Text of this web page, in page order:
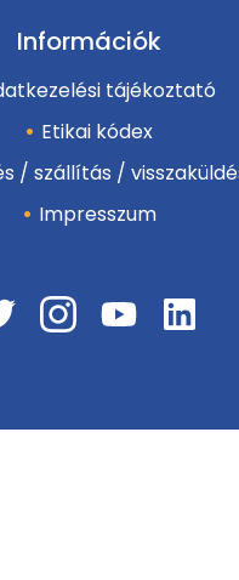
Információk
tájékoztató
Etikai kódex
/ szállítás /
Impresszum